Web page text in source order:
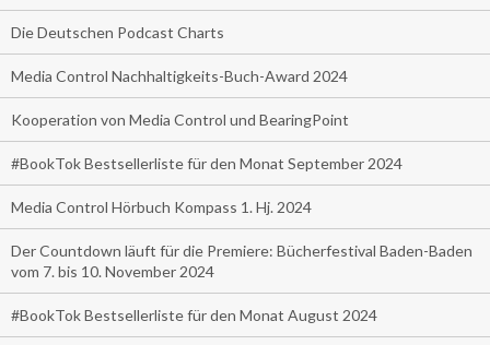
Die Deutschen Podcast Charts
Media Control Nachhaltigkeits-Buch-Award 2024
Kooperation von Media Control und BearingPoint
#BookTok Bestsellerliste für den Monat September 2024
Media Control Hörbuch Kompass 1. Hj. 2024
Der Countdown läuft für die Premiere: Bücherfestival Baden-Baden
vom 7. bis 10. November 2024
#BookTok Bestsellerliste für den Monat August 2024